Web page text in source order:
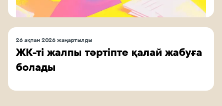
26 ақпан 2026 жаңартылды
ЖК-ті жалпы тәртіпте қалай жабуға
болады